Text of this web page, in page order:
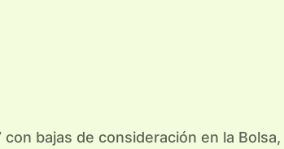
bajas de consideración en la